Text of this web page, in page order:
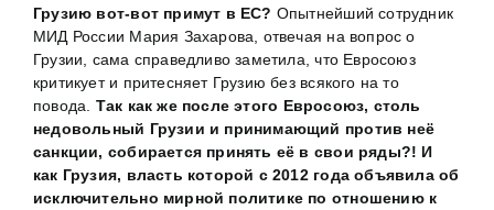
Грузию вот-вот примут в ЕС? Опытнейший сотрудник
МИД России Мария Захарова, отвечая на вопрос о
Грузии, сама справедливо заметила, что Евросоюз
критикует и притесняет Грузию без всякого на то
повода. Так как же после этого Евросоюз, столь
недовольный Грузии и принимающий против неё
санкции, собирается принять её в свои ряды?! И
как Грузия, власть которой с 2012 года объявила об
исключительно мирной политике по отношению к